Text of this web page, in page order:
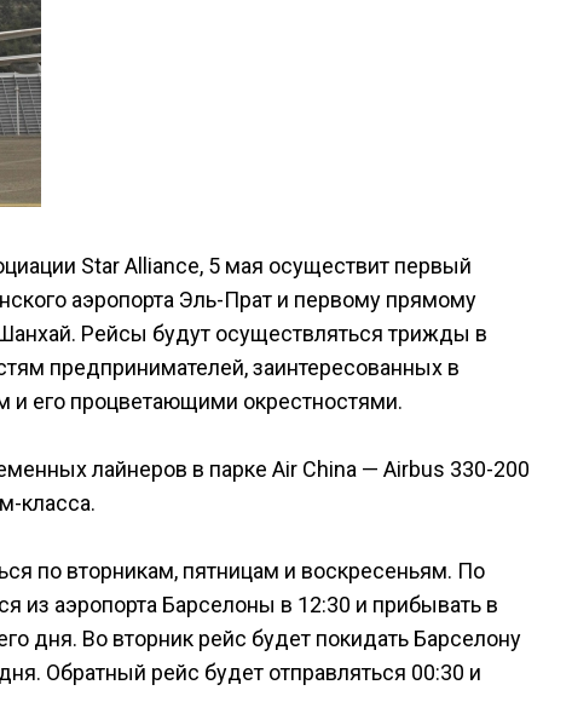
Star Alliance, 5 мая осуществит первый
аэропорта Эль-Прат и первому прямому
Рейсы будут осуществляться трижды в
предпринимателей, заинтересованных в
и его процветающими окрестностями.
лайнеров в парке Air China — Airbus 330-200
класса.
по вторникам, пятницам и воскресеньям. По
из аэропорта Барселоны в 12:30 и прибывать в
дня. Во вторник рейс будет покидать Барселону
Обратный рейс будет отправляться 00:30 и